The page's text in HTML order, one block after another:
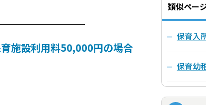
施設利用料50,000円の場合
類似ペー
保育入
保育幼